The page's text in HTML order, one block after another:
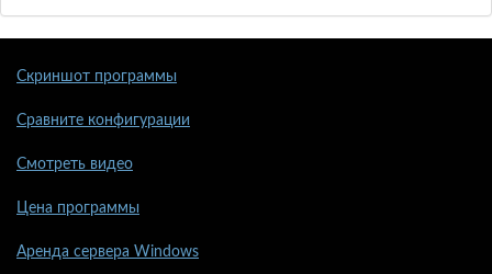
Скриншот программы
Сравните конфигурации
Смотреть видео
Цена программы
Аренда сервера Windows